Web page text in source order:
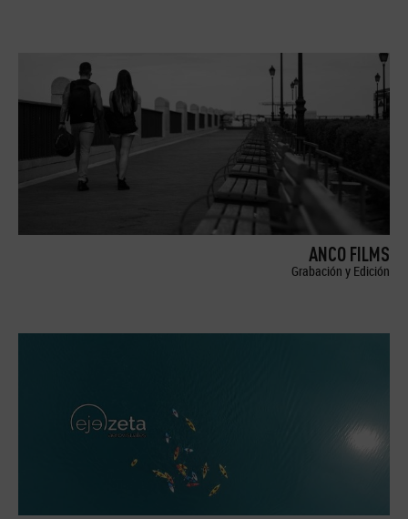
ANCO FILMS
Grabación y Edición